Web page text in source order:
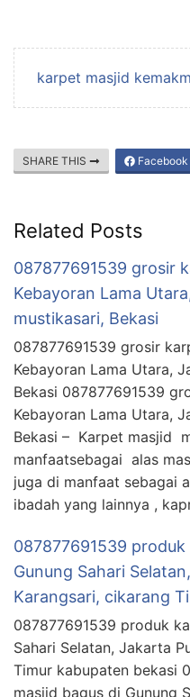
karpet masjid
SHARE THIS Facebook
Related Posts
087877691539 grosir
Kebayoran Lama
mustikasari, Bekasi
087877691539 grosir
Kebayoran Lama Utara,
Bekasi 087877691539
Kebayoran Lama Utara,
Bekasi – Karpet masjid
manfaatsebagai alas
juga di manfaat sebagai
ibadah yang lainnya ,
087877691539
Gunung Sahari
Karangsari, cikarang
087877691539 produk
Sahari Selatan, Jakarta
Timur kabupaten bekasi
masjid bagus di Gunung